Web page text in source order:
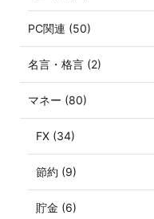
PC関連 (50)
名言・格言 (2)
マネー (80)
FX (34)
節約 (9)
貯金 (6)